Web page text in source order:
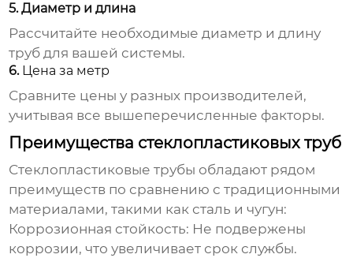
5. Диаметр и длина
Рассчитайте необходимые диаметр и длину
труб для вашей системы.
6. Цена за метр
Сравните цены у разных производителей,
учитывая все вышеперечисленные факторы.
Преимущества стеклопластиковых труб
Стеклопластиковые трубы обладают рядом
преимуществ по сравнению с традиционными
материалами, такими как сталь и чугун:
Коррозионная стойкость: Не подвержены
коррозии, что увеличивает срок службы.